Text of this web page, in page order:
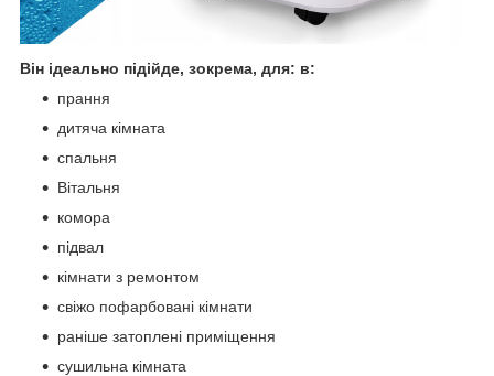
Він ідеально підійде, зокрема, для: в:
прання
дитяча кімната
спальня
Вітальня
комора
підвал
кімнати з ремонтом
свіжо пофарбовані кімнати
раніше затоплені приміщення
сушильна кімната